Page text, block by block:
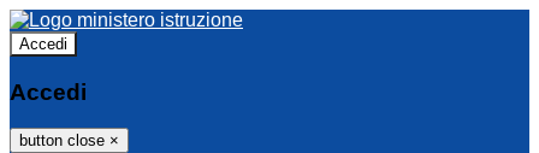
Accedi
Accedi
button close ×